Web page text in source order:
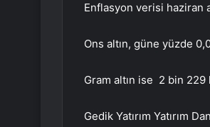
Enflasyon verisi haziran
Ons altın, güne yüzde
Gram altın ise 2 bin 229
Gedik Yatırım Yatırım